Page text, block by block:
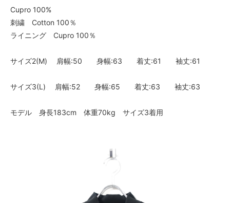
Cupro 100%
刺繍 Cotton 100％
ライニング Cupro 100％
サイズ2(M) 肩幅:50 身幅:63 着丈:61 袖丈:61
サイズ3(L) 肩幅:52 身幅:65 着丈:63 袖丈:63
モデル 身長183cm 体重70kg サイズ3着用